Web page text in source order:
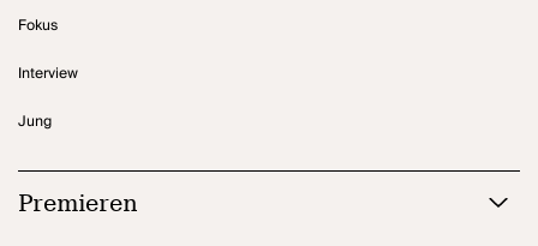
Fokus
Interview
Jung
Premieren